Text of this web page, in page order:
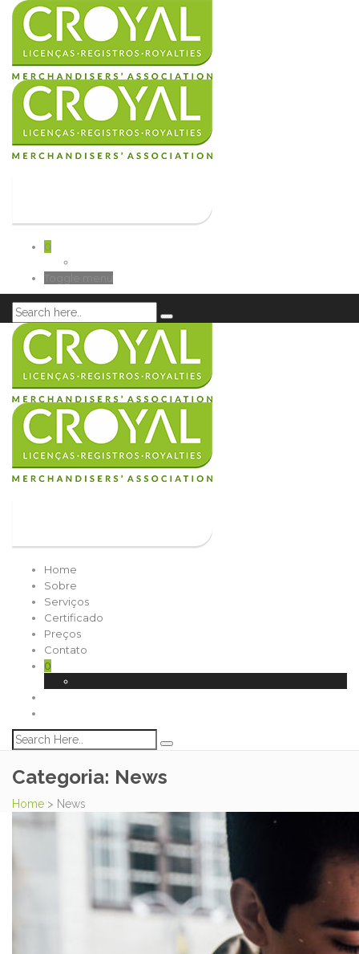
0
Home
Sobre
Serviços
Certificado
Preços
Contato
0
Categoria: News
Home > News